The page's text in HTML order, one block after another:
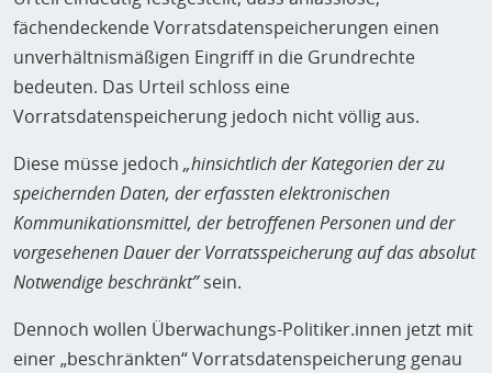
Lebenssituation der Kommunizierenden ist möglich.
Mehr Informationen zur Vorratsdatenspeicherung gibt
es auf unserer Übersichtsseitezur
Vorratsdatenspeicherung.
Übersichtsseite.
fächendeckende Vorratsdatenspeicherungen einen
unverhältnismäßigen Eingriff in die Grundrechte
bedeuten. Das Urteil schloss eine
Vorratsdatenspeicherung jedoch nicht völlig aus.
Diese müsse jedoch „hinsichtlich der Kategorien der zu
speichernden Daten, der erfassten elektronischen
Kommunikationsmittel, der betroffenen Personen und der
vorgesehenen Dauer der Vorratsspeicherung auf das absolut
Notwendige beschränkt”sein.
Dennoch wollen Überwachungs-Politiker.innen jetzt mit
einer „beschränkten“ Vorratsdatenspeicherung genau